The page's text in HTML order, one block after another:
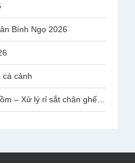
Bính Ngọ 2026
cá cảnh